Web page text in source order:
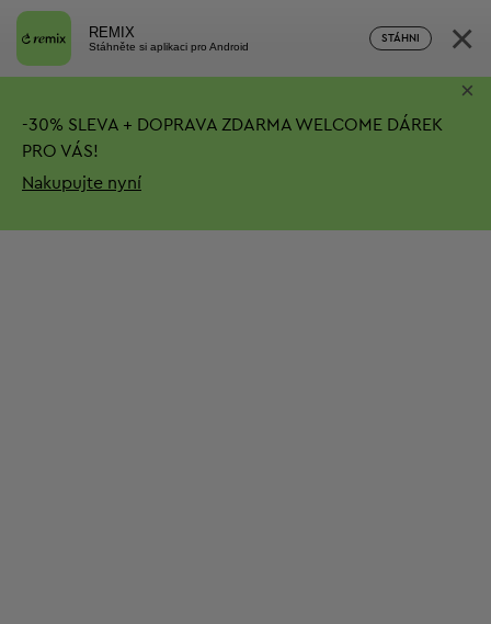
REMIX
Stáhněte si aplikaci pro Android
STÁHNI ×
-30% SLEVA + DOPRAVA ZDARMA WELCOME DÁREK
PRO VÁS!
Nakupujte nyní
×